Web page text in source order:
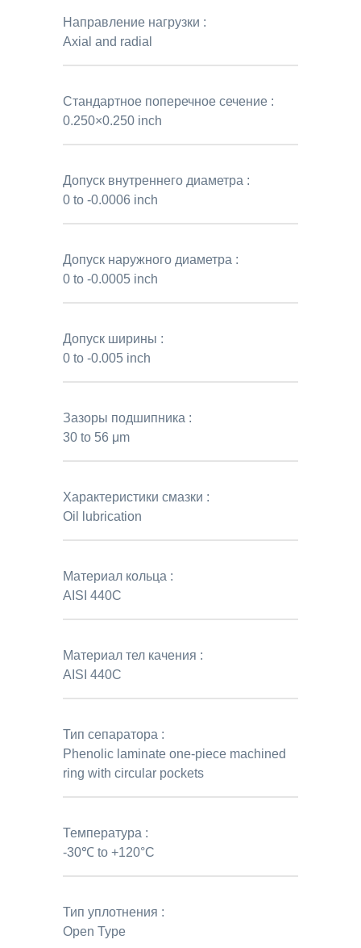
Направление нагрузки :
Axial and radial
Стандартное поперечное сечение :
0.250×0.250 inch
Допуск внутреннего диаметра :
0 to -0.0006 inch
Допуск наружного диаметра :
0 to -0.0005 inch
Допуск ширины :
0 to -0.005 inch
Зазоры подшипника :
30 to 56 μm
Характеристики смазки :
Oil lubrication
Материал кольца :
AISI 440C
Материал тел качения :
AISI 440C
Тип сепаратора :
Phenolic laminate one-piece machined
ring with circular pockets
Температура :
-30℃ to +120°C
Тип уплотнения :
Open Type